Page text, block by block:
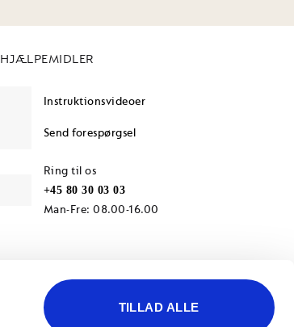
TILLAD ALLE
HJÆLPEMIDLER
Instruktionsvideoer
Send forespørgsel
Ring til os
+45 80 30 03 03
Man-Fre: 08.00-16.00